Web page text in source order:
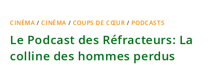
CINÉMA /CINÉMA / COUPS DE CŒUR / PODCASTS
Le Podcast des Réfracteurs: La
colline des hommes perdus